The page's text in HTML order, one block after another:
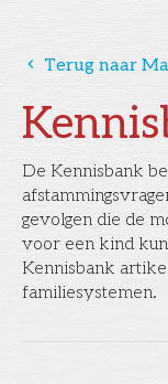
De Kennisbank
gevolgen die de
voor een kind
Kennisbank
familiesystemen.
󰅁 Terug naar